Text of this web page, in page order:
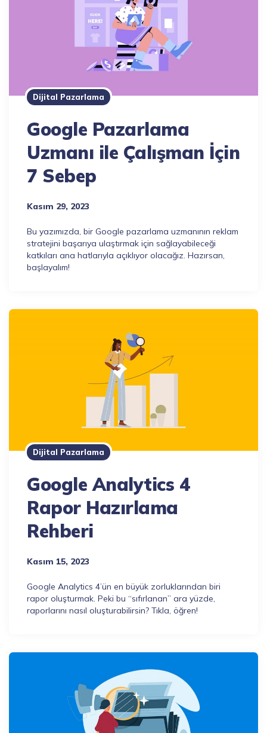
Dijital Pazarlama
Google Pazarlama
Uzmanı ile Çalışman İçin
7 Sebep
Kasım 29, 2023
Bu yazımızda, bir Google pazarlama uzmanının reklam
stratejini başarıya ulaştırmak için sağlayabileceği
katkıları ana hatlarıyla açıklıyor olacağız. Hazırsan,
başlayalım!
Dijital Pazarlama
Google Analytics 4
Rapor Hazırlama
Rehberi
Kasım 15, 2023
Google Analytics 4’ün en büyük zorluklarından biri
rapor oluşturmak. Peki bu “sıfırlanan” ara yüzde,
raporlarını nasıl oluşturabilirsin? Tıkla, öğren!